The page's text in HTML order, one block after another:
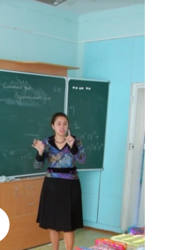
available